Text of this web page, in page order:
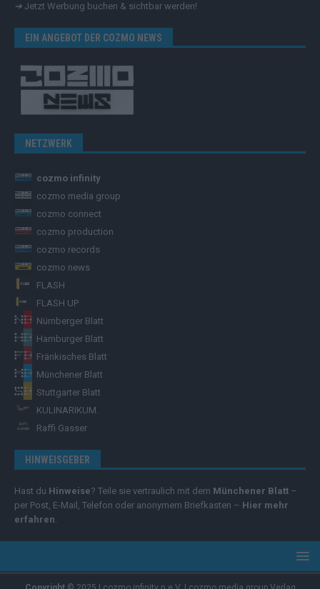
➔ Jetzt Werbung buchen & sichtbar werden!
EIN ANGEBOT DER COZMO NEWS
NETZWERK
cozmo infinity
cozmo media group
cozmo connect
cozmo production
cozmo records
cozmo news
FLASH
FLASH UP
Nürnberger Blatt
Hamburger Blatt
Fränkisches Blatt
Münchener Blatt
Stuttgarter Blatt
KULINARIKUM.
Raffi Gasser
HINWEISGEBER
Hast du Hinweise? Teile sie vertraulich mit dem Münchener Blatt –
per Post, E-Mail, Telefon oder anonymem Briefkasten – Hier mehr
erfahren.